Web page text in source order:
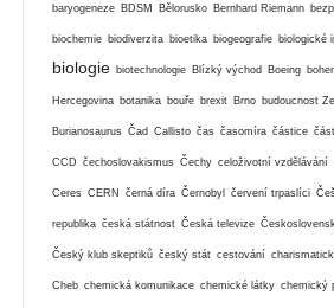
baryogeneze BDSM Bělorusko Bernhard Riemann
biochemie biodiverzita bioetika biogeografie biologické
biologie biotechnologie Blízký východ Boeing
Hercegovina botanika bouře brexit Brno budoucnost
Burianosaurus Čad Callisto čas časomíra částice
CCD čechoslovakismus Čechy celoživotní vzdělávání
Ceres CERN černá díra Černobyl červení trpaslíci
republika česká státnost Česká televize
Český klub skeptiků český stát cestování
Cheb chemická komunikace chemické látky chemický